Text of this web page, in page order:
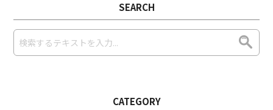
SEARCH
CATEGORY